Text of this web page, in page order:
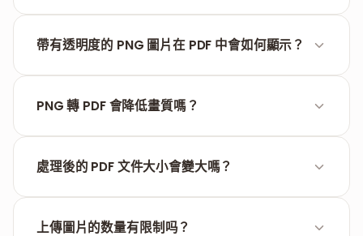
整順序後將其合併为一个單一的 PDF 文檔。
帶有透明度的 PNG 圖片在 PDF 中會如何顯示？
PDF 白色背景上呈現最佳效果。
PNG 轉 PDF 會降低畫質嗎？
持螢幕截圖或設計稿的原始清晰度。
處理後的 PDF 文件大小會變大嗎？
的文件過大，您可以使用我們的壓縮工具進行瘦身。
上傳圖片的数量有限制吗？